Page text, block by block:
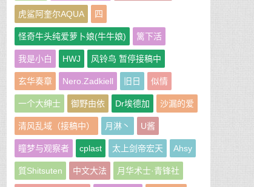
虎鲨阿奎尔AQUA 四
怪奇牛头纯爱萝卜娘(牛牛娘) 篱下活
我是小白 HWJ 风铃鸟 暂停接稿中
玄华奏章 Nero.Zadkiell 旧日 似情
一个大绅士 御野由依 Dr埃德加 沙漏的爱
清风乱域（接稿中） 月淋丶 U酱
瞳梦与观察者 cplast 太上剑帝宏天 Ahsy
質Shitsuten 中文大法 月华术士·青锋社